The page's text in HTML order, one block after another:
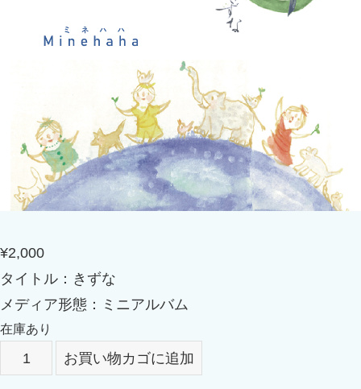
¥2,000
タイトル：きずな
メディア形態：ミニアルバム
在庫あり
ず
お買い物カゴに追加